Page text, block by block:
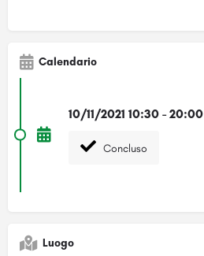
Calendario
10/11/2021 10:30 - 20:00
Concluso
Luogo